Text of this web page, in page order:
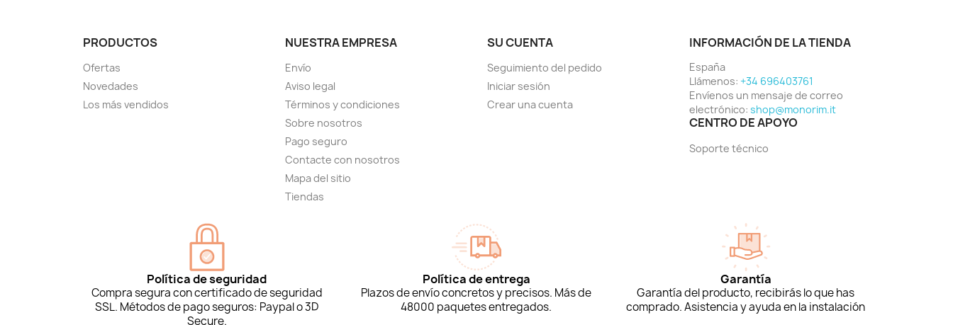
PRODUCTOS
Ofertas
Novedades
Los más vendidos
NUESTRA EMPRESA
Envío
Aviso legal
Términos y condiciones
Sobre nosotros
Pago seguro
Contacte con nosotros
Mapa del sitio
Tiendas
SU CUENTA
Seguimiento del pedido
Iniciar sesión
Crear una cuenta
INFORMACIÓN DE LA TIENDA
España
Llámenos: +34 696403761
Envíenos un mensaje de correo
electrónico: shop@monorim.it
CENTRO DE APOYO
Soporte técnico
Política de seguridad
Compra segura con certificado de seguridad
SSL. Métodos de pago seguros: Paypal o 3D
Secure.
Política de entrega
Plazos de envío concretos y precisos. Más de
48000 paquetes entregados.
Garantía
Garantía del producto, recibirás lo que has
comprado. Asistencia y ayuda en la instalación